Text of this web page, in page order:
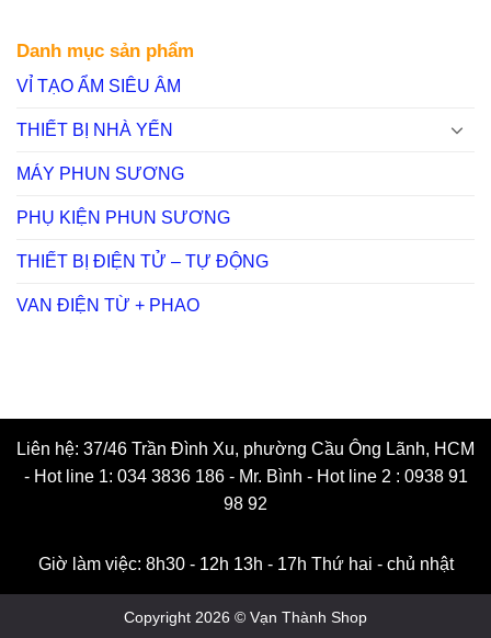
Danh mục sản phẩm
VỈ TẠO ẨM SIÊU ÂM
THIẾT BỊ NHÀ YẾN
MÁY PHUN SƯƠNG
PHỤ KIỆN PHUN SƯƠNG
THIẾT BỊ ĐIỆN TỬ – TỰ ĐỘNG
VAN ĐIỆN TỪ + PHAO
Liên hệ: 37/46 Trần Đình Xu, phường Cầu Ông Lãnh, HCM
- Hot line 1: 034 3836 186 - Mr. Bình - Hot line 2 : 0938 91
98 92
Giờ làm việc: 8h30 - 12h 13h - 17h Thứ hai - chủ nhật
Copyright 2026 © Vạn Thành Shop